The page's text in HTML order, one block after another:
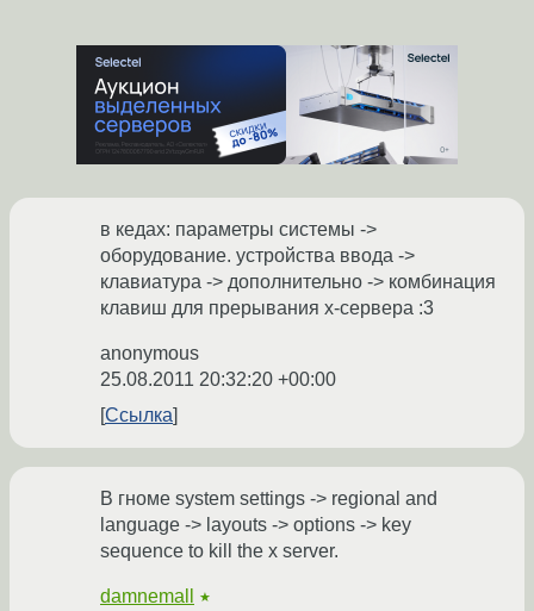
в кедах: параметры системы ->
оборудование. устройства ввода ->
клавиатура -> дополнительно -> комбинация
клавиш для прерывания x-сервера :3
anonymous
25.08.2011 20:32:20 +00:00
Ссылка
В гноме system settings -> regional and
language -> layouts -> options -> key
sequence to kill the x server.
damnemall ★